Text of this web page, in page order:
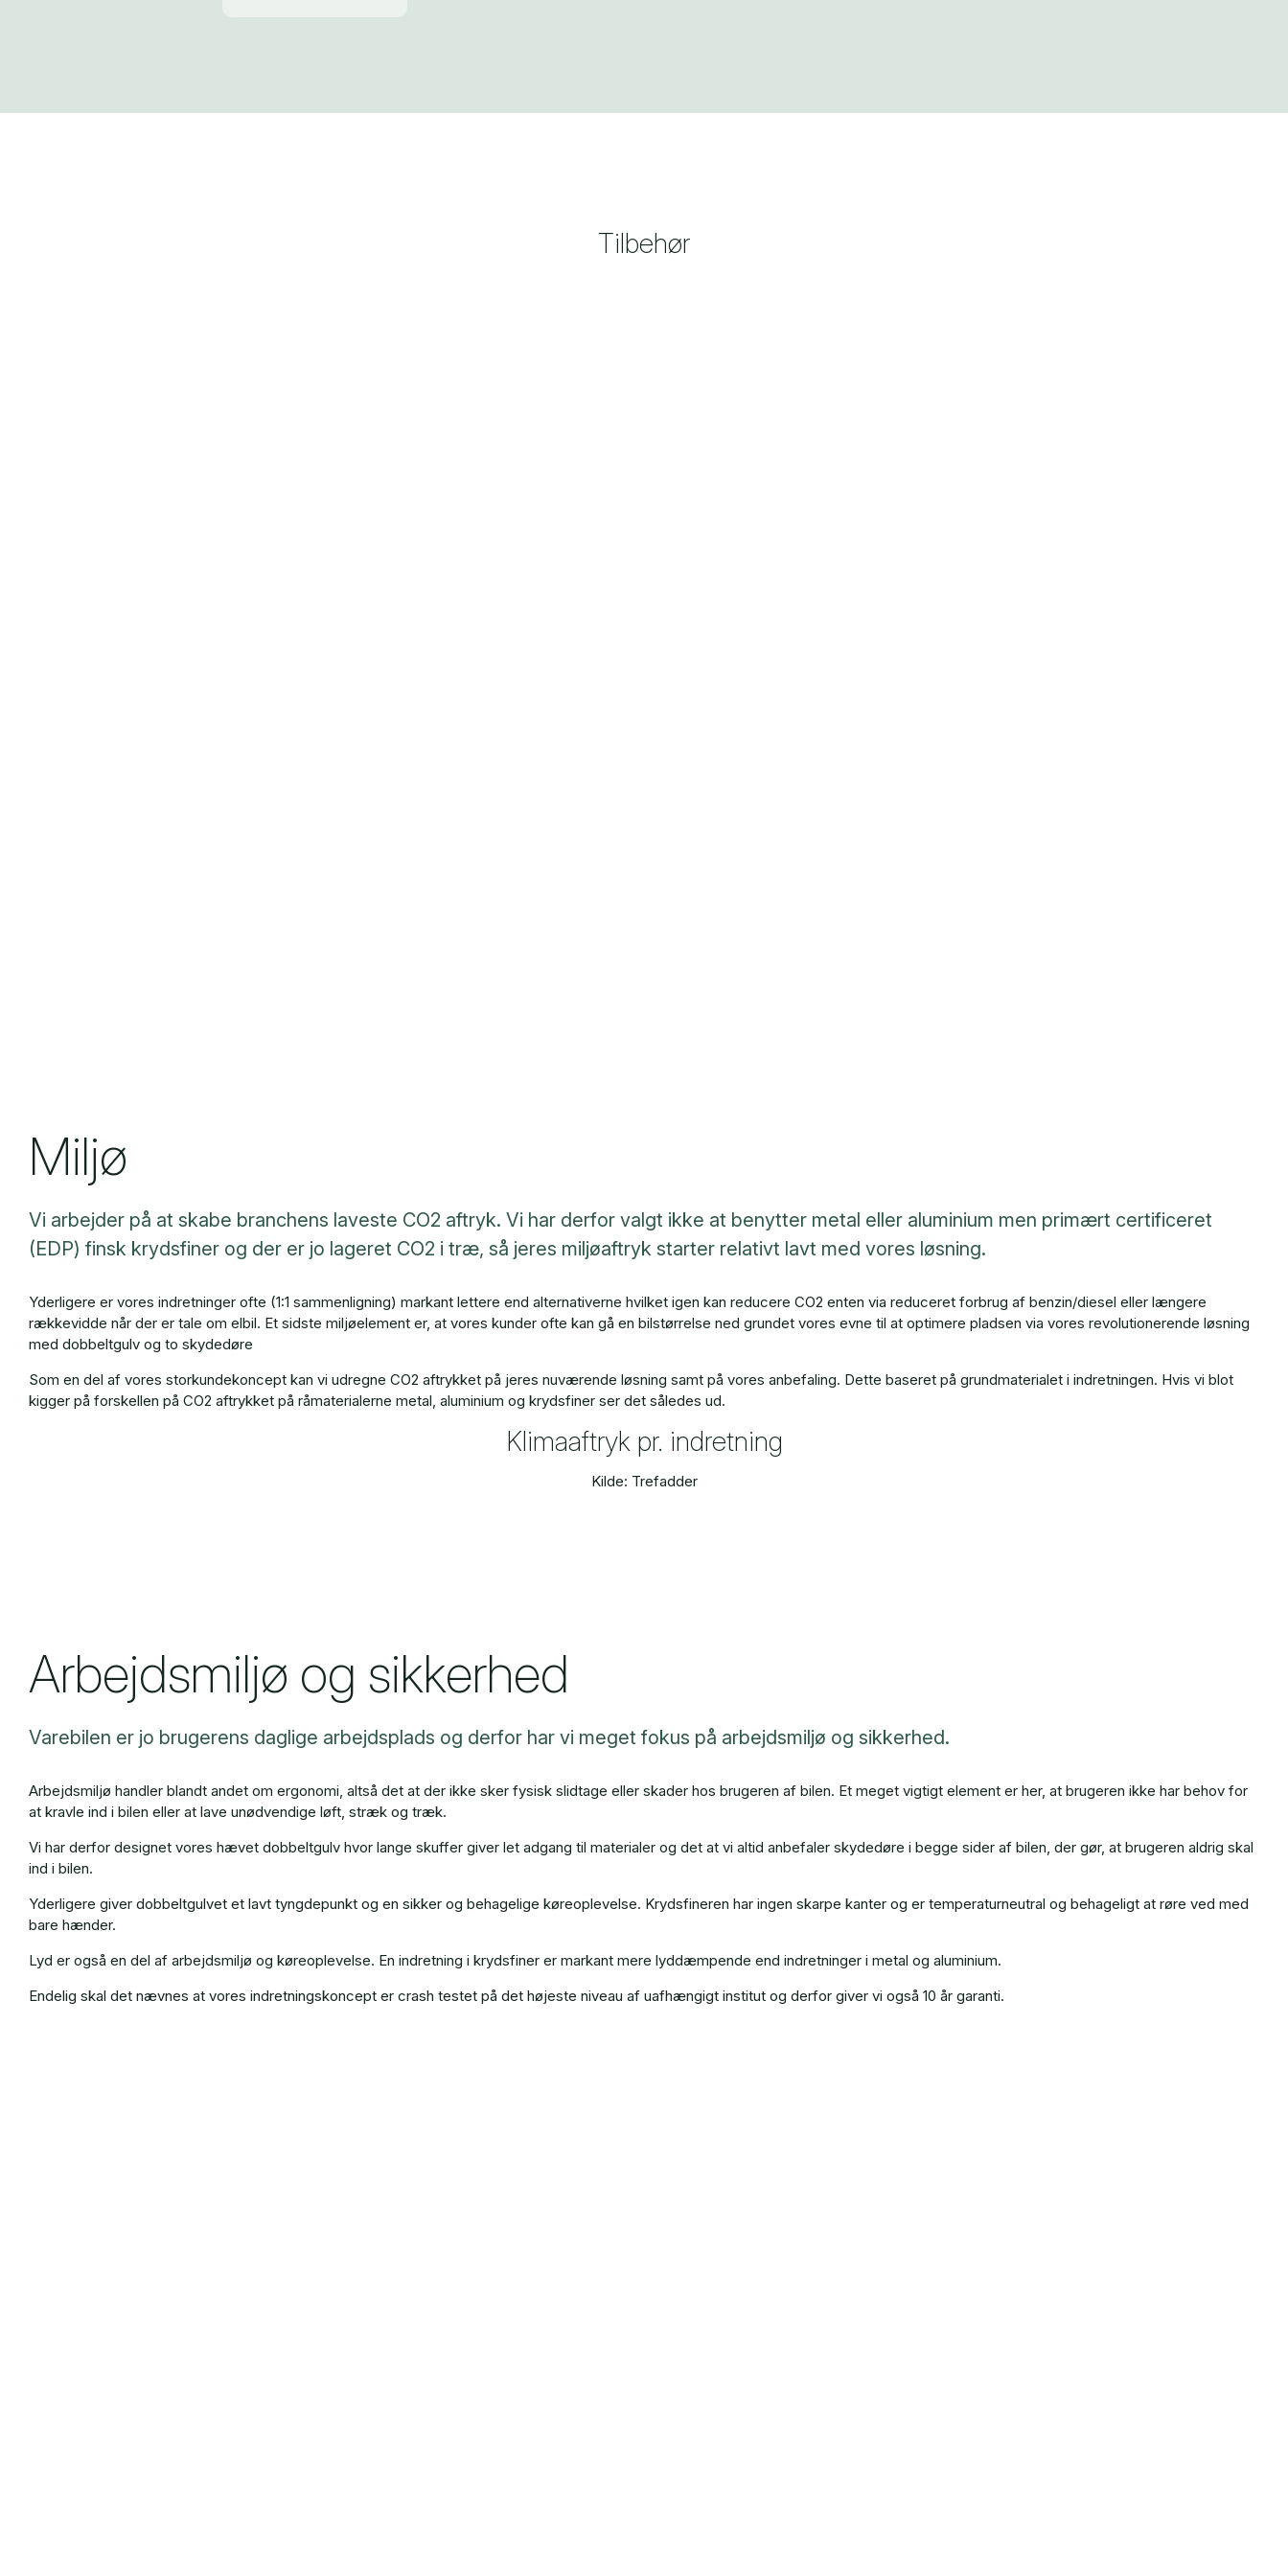
Tilbehør
Miljø
Vi arbejder på at skabe branchens laveste CO2 aftryk. Vi har derfor valgt ikke at benytter metal eller aluminium men primært certificeret
(EDP) finsk krydsfiner og der er jo lageret CO2 i træ, så jeres miljøaftryk starter relativt lavt med vores løsning.
Yderligere er vores indretninger ofte (1:1 sammenligning) markant lettere end alternativerne hvilket igen kan reducere CO2 enten via reduceret forbrug af benzin/diesel eller længere
rækkevidde når der er tale om elbil. Et sidste miljøelement er, at vores kunder ofte kan gå en bilstørrelse ned grundet vores evne til at optimere pladsen via vores revolutionerende løsning
med dobbeltgulv og to skydedøre
Som en del af vores storkundekoncept kan vi udregne CO2 aftrykket på jeres nuværende løsning samt på vores anbefaling. Dette baseret på grundmaterialet i indretningen. Hvis vi blot
kigger på forskellen på CO2 aftrykket på råmaterialerne metal, aluminium og krydsfiner ser det således ud.
Klimaaftryk pr. indretning
Kilde: Trefadder
Arbejdsmiljø og sikkerhed
Varebilen er jo brugerens daglige arbejdsplads og derfor har vi meget fokus på arbejdsmiljø og sikkerhed.
Arbejdsmiljø handler blandt andet om ergonomi, altså det at der ikke sker fysisk slidtage eller skader hos brugeren af bilen. Et meget vigtigt element er her, at brugeren ikke har behov for
at kravle ind i bilen eller at lave unødvendige løft, stræk og træk.
Vi har derfor designet vores hævet dobbeltgulv hvor lange skuffer giver let adgang til materialer og det at vi altid anbefaler skydedøre i begge sider af bilen, der gør, at brugeren aldrig skal
ind i bilen.
Yderligere giver dobbeltgulvet et lavt tyngdepunkt og en sikker og behagelige køreoplevelse. Krydsfineren har ingen skarpe kanter og er temperaturneutral og behageligt at røre ved med
bare hænder.
Lyd er også en del af arbejdsmiljø og køreoplevelse. En indretning i krydsfiner er markant mere lyddæmpende end indretninger i metal og aluminium.
Endelig skal det nævnes at vores indretningskoncept er crash testet på det højeste niveau af uafhængigt institut og derfor giver vi også 10 år garanti.